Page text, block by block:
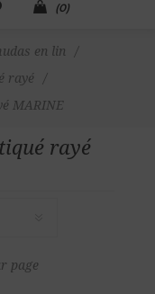
(0)
en lin
/
rayé
/
MARINE
rayé
page